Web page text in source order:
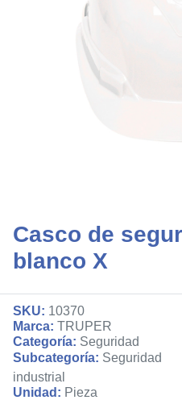
Casco de
blanco X
SKU: 10370
Marca: TRUPER
Categoría: Seguridad
Subcategoría: Seguridad
industrial
Unidad: Pieza